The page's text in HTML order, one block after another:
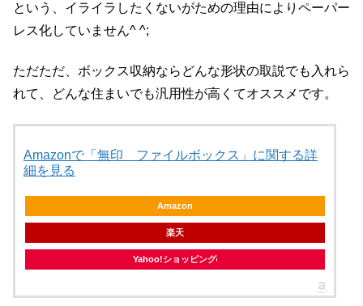
という、イライラしたくないがための理由によりペーパー
レス化していません^ ^;
ただただ、ボックス収納ならどんな形状の取説でも入れら
れて、どんな住まいでも汎用性が高くてオススメです。
Amazonで「無印 ファイルボックス」に関する詳
細を見る
Amazon
楽天
Yahoo!ショッピング